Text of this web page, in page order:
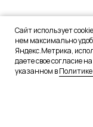
Сайт использует
нем максимально
Яндекс.Метрика,
даете свое согласие
указанном в